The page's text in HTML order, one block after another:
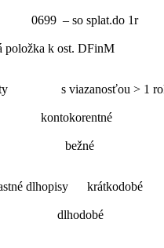
– so
položka k ost.
účty s viazanosťou
(
vlastné dlhopisy
999